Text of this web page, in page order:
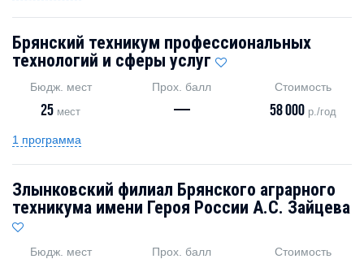
Брянский техникум профессиональных
технологий и сферы услуг
Бюдж. мест
25 мест
Прох. балл
—
Стоимость
58 000 р./год
1 программа
Злынковский филиал Брянского аграрного
техникума имени Героя России А.С. Зайцева
Бюдж. мест Прох. балл Стоимость